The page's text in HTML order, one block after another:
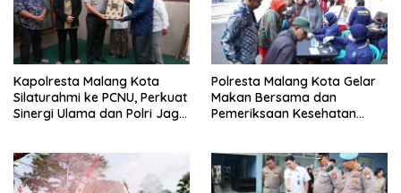
Kapolresta Malang Kota
Silaturahmi ke PCNU, Perkuat
Sinergi Ulama dan Polri Jaga
Polresta Malang Kota Gelar
Makan Bersama dan
Pemeriksaan Kesehatan